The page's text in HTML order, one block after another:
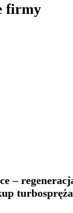
firmy
–